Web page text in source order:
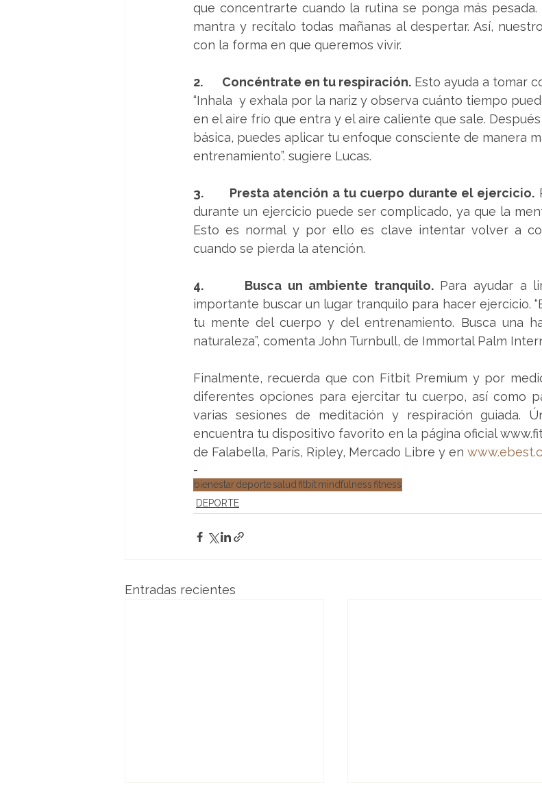
que concentrarte cuando la rutina se ponga más
mantra y recítalo todas mañanas al despertar. Así,
con la forma en que queremos vivir.
2.       Concéntrate en tu respiración. Esto ayuda a tomar
“Inhala  y exhala por la nariz y observa cuánto tiempo
en el aire frío que entra y el aire caliente que sale.
básica, puedes aplicar tu enfoque consciente de manera
entrenamiento”. sugiere Lucas.
3.       Presta atención a tu cuerpo durante el ejercicio.
durante un ejercicio puede ser complicado, ya que la
Esto es normal y por ello es clave intentar volver a
cuando se pierda la atención.
4.       Busca un ambiente tranquilo. Para ayudar a
importante buscar un lugar tranquilo para hacer ejercicio.
tu mente del cuerpo y del entrenamiento. Busca una
naturaleza”, comenta John Turnbull, de Immortal Palm
Finalmente, recuerda que con Fitbit Premium y por
diferentes opciones para ejercitar tu cuerpo, así como
varias sesiones de meditación y respiración guiada.
encuentra tu dispositivo favorito en la página oficial
de Falabella, París, Ripley, Mercado Libre y en
-
bienestardeportesalud fitbitmindfulnessfitness
DEPORTE
Entradas recientes